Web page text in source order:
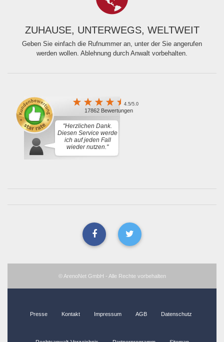
ZUHAUSE, UNTERWEGS, WELTWEIT
Geben Sie einfach die Rufnummer an, unter der Sie angerufen
werden wollen. Ablehnung durch Anwalt vorbehalten.
4.5/5.0
17862 Bewertungen
"Herzlichen Dank.
Diesen Service werde
ich auf jeden Fall
wieder nutzen."
© ArenoNet GmbH - Alle Rechte vorbehalten
Presse Kontakt Impressum AGB Datenschutz